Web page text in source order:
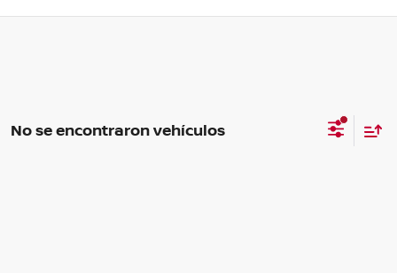
No se encontraron vehículos